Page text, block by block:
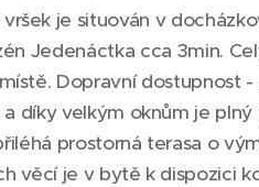
je situován v
Jedenáctka cca 3min.
Dopravní dostupnost
díky velkým oknům je
prostorná terasa o
věcí je v bytě k dispozici